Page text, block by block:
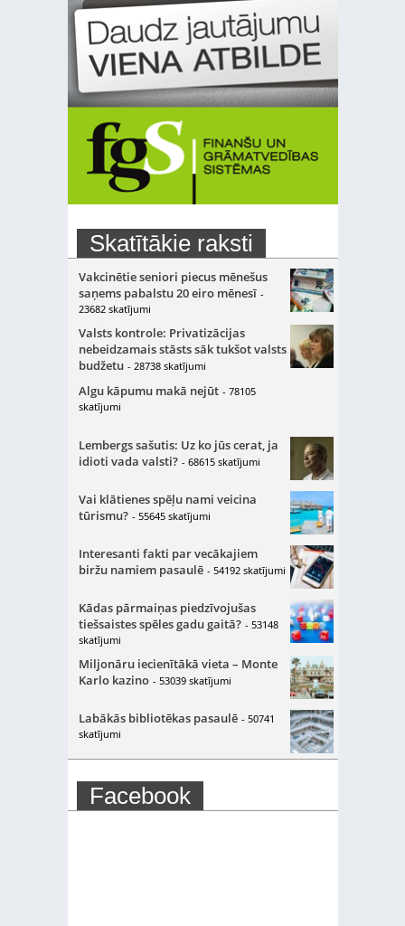
Skatītākie raksti
Vakcinētie seniori piecus mēnešus
saņems pabalstu 20 eiro mēnesī -
23682 skatījumi
Valsts kontrole: Privatizācijas
nebeidzamais stāsts sāk tukšot valsts
budžetu - 28738 skatījumi
Algu kāpumu makā nejūt - 78105
skatījumi
Lembergs sašutis: Uz ko jūs cerat, ja
idioti vada valsti? - 68615 skatījumi
Vai klātienes spēļu nami veicina
tūrismu? - 55645 skatījumi
Interesanti fakti par vecākajiem
biržu namiem pasaulē - 54192 skatījumi
Kādas pārmaiņas piedzīvojušas
tiešsaistes spēles gadu gaitā? - 53148
skatījumi
Miljonāru iecienītākā vieta – Monte
Karlo kazino - 53039 skatījumi
Labākās bibliotēkas pasaulē - 50741
skatījumi
Facebook